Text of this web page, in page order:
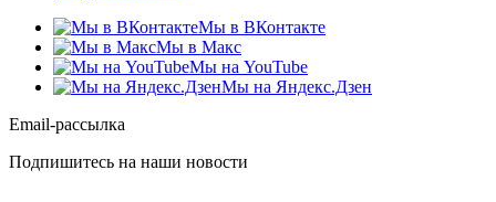
Мы в ВКонтакте
Мы в Макс
Мы на YouTube
Мы на Яндекс.Дзен
Email-рассылка
Подпишитесь на наши новости